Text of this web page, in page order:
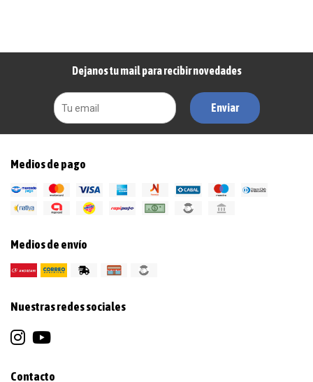
Dejanos tu mail para recibir novedades
Enviar
Medios de pago
Medios de envío
Nuestras redes sociales
Contacto